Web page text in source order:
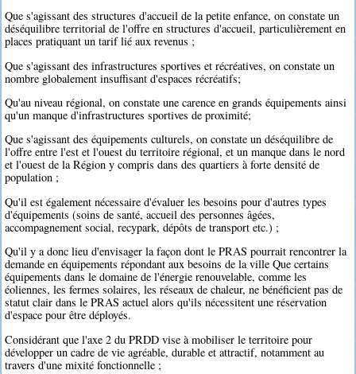
Que s'agissant des structures d'accueil de la petite enfance, on constate un
déséquilibre territorial de l'offre en structures d'accueil, particulièrement en
places pratiquant un tarif lié aux revenus ;
Que s'agissant des infrastructures sportives et récréatives, on constate un
nombre globalement insuffisant d'espaces récréatifs;
Qu'au niveau régional, on constate une carence en grands équipements ainsi
qu'un manque d'infrastructures sportives de proximité;
Que s'agissant des équipements culturels, on constate un déséquilibre de
l'offre entre l'est et l'ouest du territoire régional, et un manque dans le nord
et l'ouest de la Région y compris dans des quartiers à forte densité de
population ;
Qu'il est également nécessaire d'évaluer les besoins pour d'autres types
d'équipements (soins de santé, accueil des personnes âgées,
accompagnement social, recypark, dépôts de transport etc.) ;
Qu'il y a donc lieu d'envisager la façon dont le PRAS pourrait rencontrer la
demande en équipements répondant aux besoins de la ville Que certains
équipements dans le domaine de l'énergie renouvelable, comme les
éoliennes, les fermes solaires, les réseaux de chaleur, ne bénéficient pas de
statut clair dans le PRAS actuel alors qu'ils nécessitent une réservation
d'espace pour être déployés.
Considérant que l'axe 2 du PRDD vise à mobiliser le territoire pour
développer un cadre de vie agréable, durable et attractif, notamment au
travers d'une mixité fonctionnelle ;